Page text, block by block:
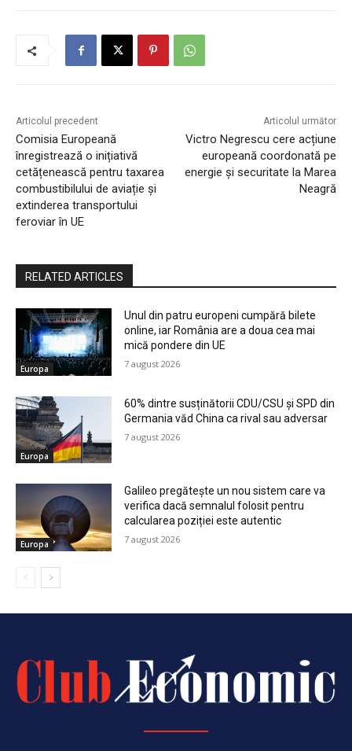
Articolul precedent
Comisia Europeană
înregistrează o inițiativă
cetățenească pentru taxarea
combustibilului de aviație și
extinderea transportului
feroviar în UE
Articolul următor
Victro Negrescu cere acțiune
europeană coordonată pe
energie și securitate la Marea
Neagră
RELATED ARTICLES
Europa
Unul din patru europeni cumpără bilete
online, iar România are a doua cea mai
mică pondere din UE
7 august 2026
Europa
60% dintre susținătorii CDU/CSU și SPD din
Germania văd China ca rival sau adversar
7 august 2026
Europa
Galileo pregătește un nou sistem care va
verifica dacă semnalul folosit pentru
calcularea poziției este autentic
7 august 2026